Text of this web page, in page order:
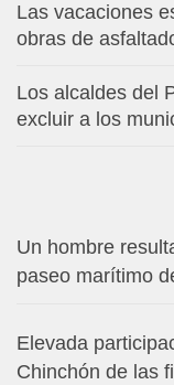
Las vacaciones
obras de
Los alcaldes del
excluir a los
Un hombre
paseo marítimo
Elevada
Chinchón de las